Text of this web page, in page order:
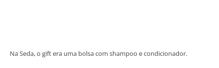
Na Seda, o gift era uma bolsa com shampoo e condicionador.